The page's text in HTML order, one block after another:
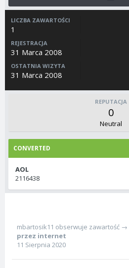
LICZBA ZAWARTOŚCI
1
REJESTRACJA
31 Marca 2008
OSTATNIA WIZYTA
31 Marca 2008
REPUTACJA
0
Neutral
CONVERTED
AOL
2116438
mbartosik11 obserwuje zawartość →
przez internet
11 Sierpnia 2020